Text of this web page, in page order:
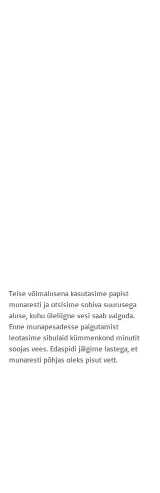
Teise võimalusena kasutasime papist
munaresti ja otsisime sobiva suurusega
aluse, kuhu üleliigne vesi saab valguda.
Enne munapesadesse paigutamist
leotasime sibulaid kümmenkond minutit
soojas vees. Edaspidi jälgime lastega, et
munaresti põhjas oleks pisut vett.